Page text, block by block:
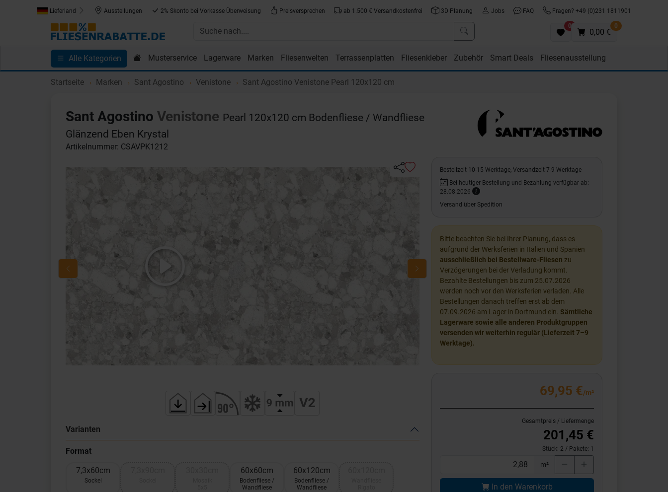
Lieferland Ausstellungen 2% Skonto bei Vorkasse Überweisung Preisversprechen ab 1.500 € Versandkostenfrei 3D Planung Jobs FAQ Fragen? +49 (0)231 1811901
0 0
0,00 €
Alle Kategorien Musterservice Lagerware Marken Fliesenwelten Terrassenplatten Fliesenkleber Zubehör Smart Deals Fliesenausstellung
Kundenprojekte Blog Einkaufen bei Fliesenrabatte.de
Startseite Marken Sant Agostino Venistone Sant Agostino Venistone Pearl 120x120 cm
Sant Agostino Venistone Pearl 120x120 cm Bodenfliese / Wandfliese
Glänzend Eben Krystal
Artikelnummer: CSAVPK1212
Varianten
Format
7,3x60cm
Sockel
60x60cm
Bodenfliese /
Wandfliese
60x120cm
Bodenfliese /
Wandfliese
Bestellzeit 10-15 Werktage, Versandzeit 7-9 Werktage
Bei heutiger Bestellung und Bezahlung verfügbar ab:
28.08.2026
Versand über Spedition
Bitte beachten Sie bei Ihrer Planung, dass es
aufgrund der Werksferien in Italien und Spanien
ausschließlich bei Bestellware-Fliesen zu
Verzögerungen bei der Verladung kommt.
Bezahlte Bestellungen bis zum 25.07.2026
werden noch vor den Werksferien verladen. Alle
Bestellungen danach treffen erst ab dem
07.09.2026 am Lager in Dortmund ein. Sämtliche
Lagerware sowie alle anderen Produktgruppen
versenden wir weiterhin regulär (Lieferzeit 7–9
Werktage).
69,95 €/m²
Gesamtpreis / Liefermenge
201,45 €
Stück: 2 / Pakete: 1
m²
In den Warenkorb